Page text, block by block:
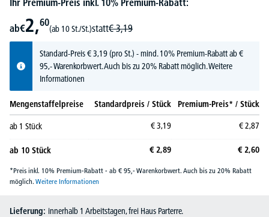
Ihr Premium-Preis inkl. 10% Premium-Rabatt:
ab€2,60
(ab 10 St./St.)statt€ 3,19
Standard-Preis€3,19(pro St.) - mind. 10% Premium-Rabatt ab €
95,- Warenkorbwert. Auch bis zu 20% Rabatt möglich.Weitere
Informationen
Mengenstaffelpreise Standardpreis / Stück Premium-Preis* / Stück
ab 1 Stück €3,19 €2,87
ab 10 Stück € 2,89 € 2,60
*Preis inkl. 10% Premium-Rabatt - ab € 95,- Warenkorbwert. Auch bis zu 20% Rabatt
möglich. Weitere Informationen
Lieferung: innerhalb 1 Arbeitstagen, frei Haus Parterre.